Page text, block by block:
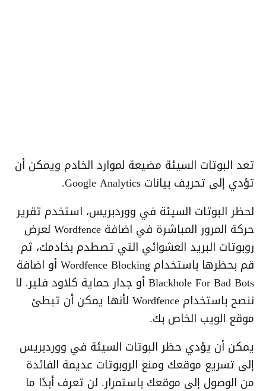
تعد البوتات السيئة مضيعة لموارد الخادم ويمكن أن
تؤدي إلى تحريف بيانات Google Analytics.
لحظر البوتات السيئة في ووردبريس، استخدم تقرير
حركة المرور المباشرة في اضافة Wordfence لعرض
روبوتات البريد العشوائي التي تصطدم بخادمك، ثم
قم بحظرها باستخدام Wordfence Blocking أو اضافة
Blackhole For Bad Bots أو جدار حماية كلاود فلير. لا
ننصح باستخدام Wordfence لأنها يمكن أن تبطئ
موقع الويب الخاص بك.
يمكن أن يؤدي حظر البوتات السيئة في ووردبريس
إلى تسريع موقعك ومنع الروبوتات عديمة الفائدة
من الوصول إلى موقعك باستمرار. لن تعرف أبدًا ما